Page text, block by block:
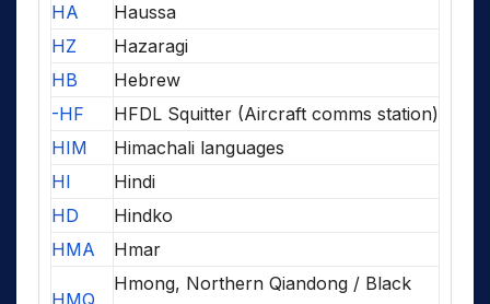
HA
Haussa
HZ
Hazaragi
HB
Hebrew
-HF
HFDL Squitter (Aircraft comms station)
HIM
Himachali languages
HI
Hindi
HD
Hindko
HMA
Hmar
Hmong, Northern Qiandong / Black